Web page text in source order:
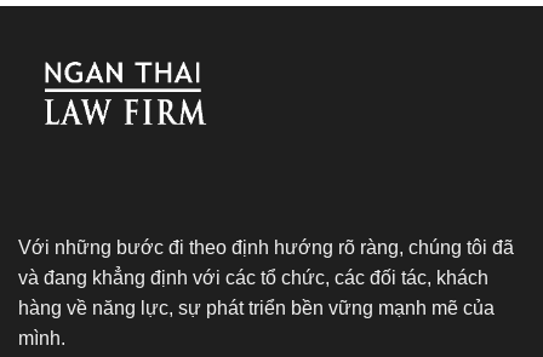
Với những bước đi theo định hướng rõ ràng, chúng tôi đã
và đang khẳng định với các tổ chức, các đối tác, khách
hàng về năng lực, sự phát triển bền vững mạnh mẽ của
mình.